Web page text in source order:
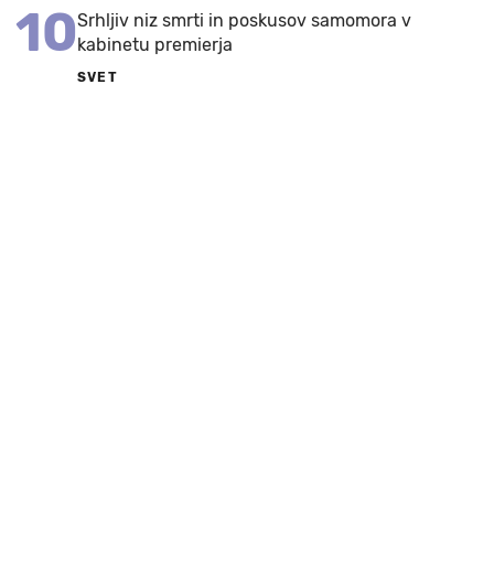
10Srhljiv niz smrti in poskusov samomora v
kabinetu premierja
SVET